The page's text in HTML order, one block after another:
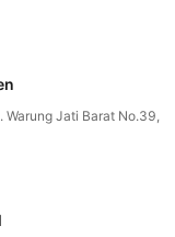
Jati Barat No.39,